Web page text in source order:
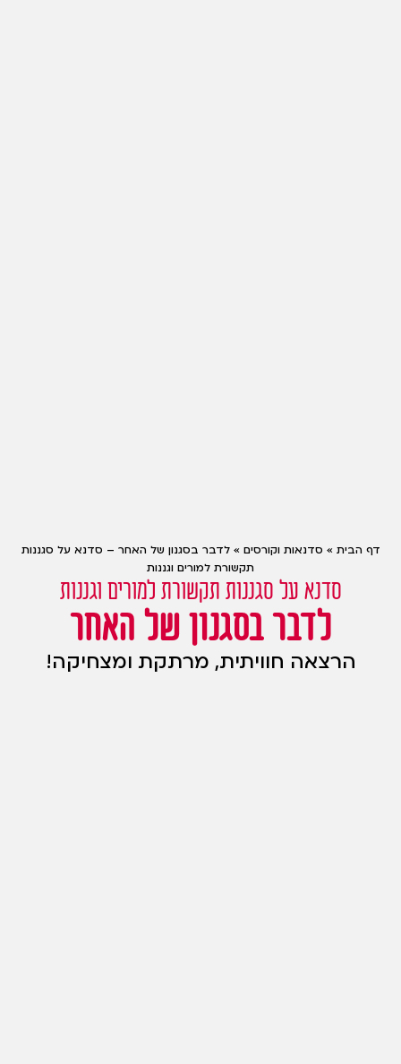
דף הבית » סדנאות וקורסים »לדבר בסגנון של האחר – סדנא על סגננות
תקשורת למורים וגננות
סדנא על סגננות תקשורת למורים וגננות
לדבר בסגנון של האחר
הרצאה חוויתית, מרתקת ומצחיקה!